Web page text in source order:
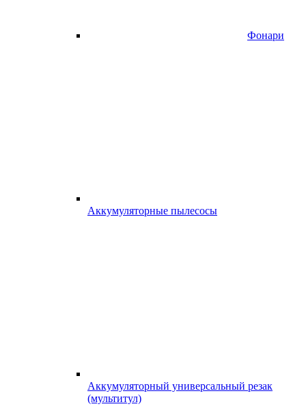
Фонари
Аккумуляторные пылесосы
Аккумуляторный универсальный резак
(мультитул)